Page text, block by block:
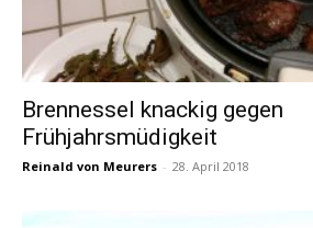
Brennessel knackig gegen
Frühjahrsmüdigkeit
Reinald von Meurers - 28. April 2018